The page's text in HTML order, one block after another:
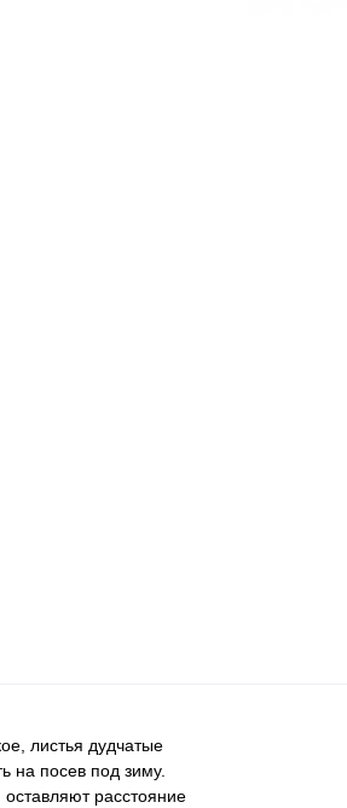
листья дудчатые
на посев под зиму.
расстояние